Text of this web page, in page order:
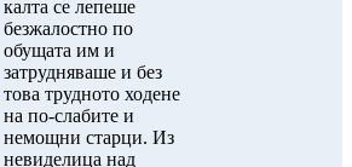
калта се лепеше
безжалостно по
обущата им и
затрудняваше и без
това трудното ходене
на по-слабите и
немощни старци. Из
невиделица над